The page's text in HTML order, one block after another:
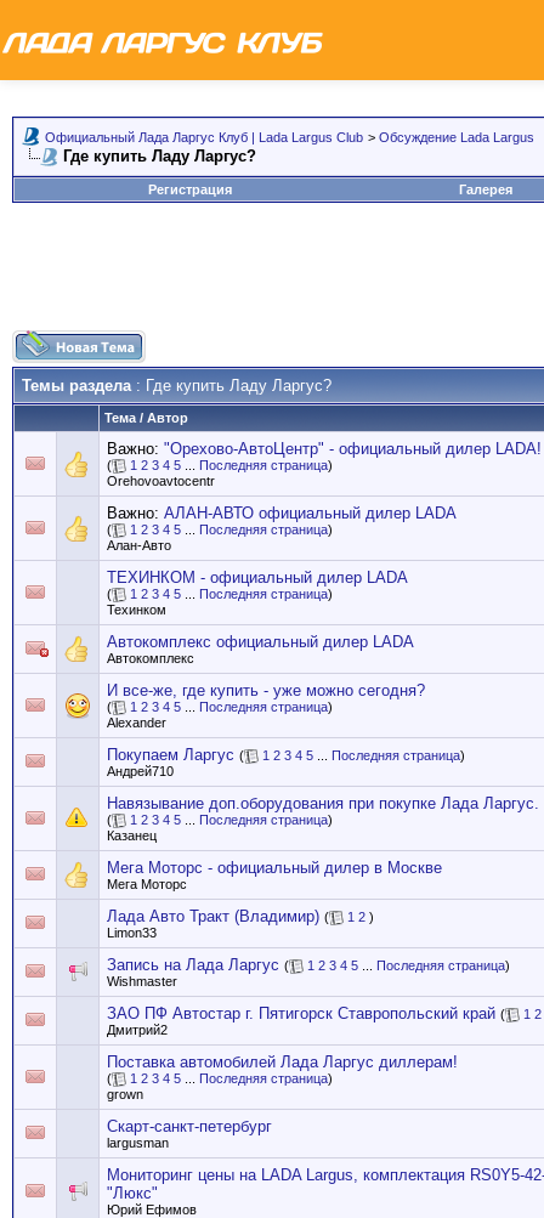
Официальный Лада Ларгус Клуб | Lada Largus Club > Обсуждение Lada Largus
Где купить Ладу Ларгус?
Регистрация Галерея
Темы раздела: Где купить Ладу Ларгус?
Тема / Автор
Важно: "Орехово-АвтоЦентр" - официальный дилер LADA!
( 1 2 3 4 5 Последняя страница)
Orehovoavtocentr
Важно: АЛАН-АВТО официальный дилер LADA
( 1 2 3 4 5 Последняя страница)
Алан-Авто
ТЕХИНКОМ - официальный дилер LADA
( 1 2 3 4 5 Последняя страница)
Техинком
Автокомплекс официальный дилер LADA
Автокомплекс
И все-же, где купить - уже можно сегодня?
( 1 2 3 4 5 Последняя страница)
Alexander
Покупаем Ларгус ( 1 2 3 4 5 Последняя страница)
Андрей710
Навязывание доп.оборудования при покупке Лада Ларгус.
( 1 2 3 4 5 Последняя страница)
Казанец
Мега Моторс - официальный дилер в Москве
Мега Моторс
Лада Авто Тракт (Владимир) ( 1 2 )
Limon33
Запись на Лада Ларгус ( 1 2 3 4 5 Последняя страница)
Wishmaster
ЗАО ПФ Автостар г. Пятигорск Ставропольский край ( 1 2
Дмитрий2
Поставка автомобилей Лада Ларгус диллерам!
( 1 2 3 4 5 Последняя страница)
grown
Скарт-санкт-петербург
largusman
Мониторинг цены на LADA Largus, комплектация RS0Y5-
"Люкс"
Юрий Ефимов